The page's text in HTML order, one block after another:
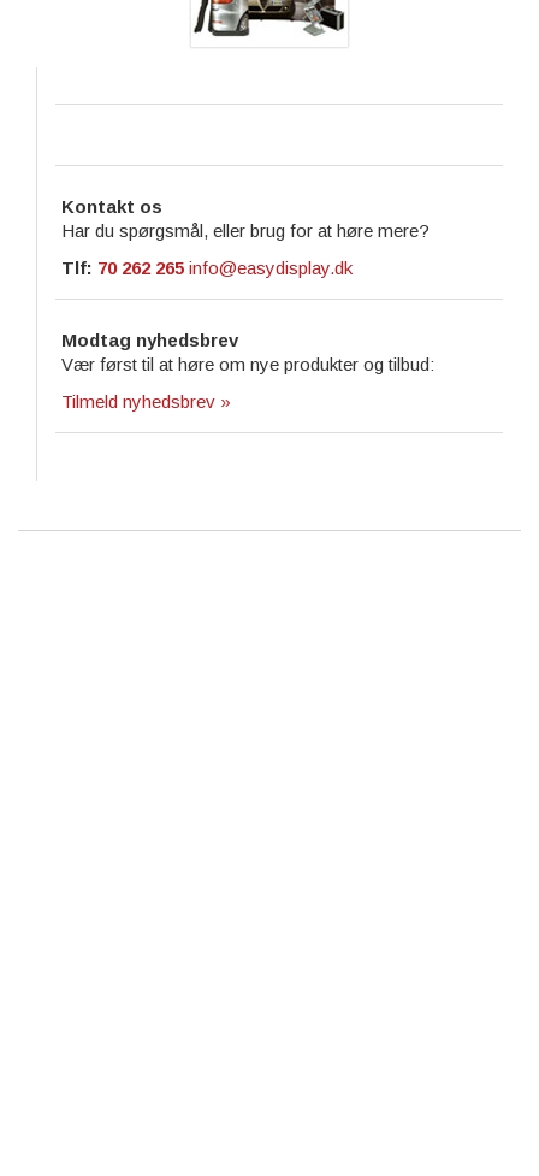
Kontakt os
Har du spørgsmål, eller brug for at høre mere?
Tlf: 70 262 265 info@easydisplay.dk
Modtag nyhedsbrev
Vær først til at høre om nye produkter og tilbud:
Tilmeld nyhedsbrev »